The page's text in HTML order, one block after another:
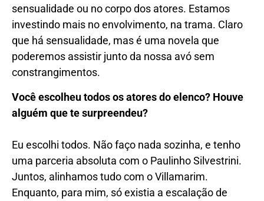
sensualidade ou no corpo dos atores. Estamos
investindo mais no envolvimento, na trama. Claro
que há sensualidade, mas é uma novela que
poderemos assistir junto da nossa avó sem
constrangimentos.
Você escolheu todos os atores do elenco? Houve
alguém que te surpreendeu?
Eu escolhi todos. Não faço nada sozinha, e tenho
uma parceria absoluta com o Paulinho Silvestrini.
Juntos, alinhamos tudo com o Villamarim.
Enquanto, para mim, só existia a escalação de